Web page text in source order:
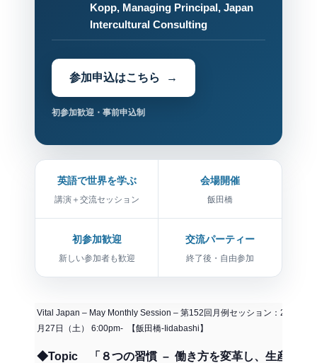
Kopp, Managing Principal, Japan
Intercultural Consulting
参加申込はこちら
初参加歓迎・事前申込制
英語で世界を学ぶ
講演＋交流セッション
会場開催
飯田橋
初参加歓迎
新しい参加者も歓迎
交流パーティー
終了後・自由参加
Vital Japan – May Monthly Session – 第152回月例セッション：2017年5
月27日（土） 6:00pm- 【飯田橋-Iidabashi】
◆Topic 「８つの習慣 – 働き方を変革し、生産性と